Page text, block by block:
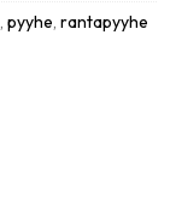
, pyyhe, rantapyyhe